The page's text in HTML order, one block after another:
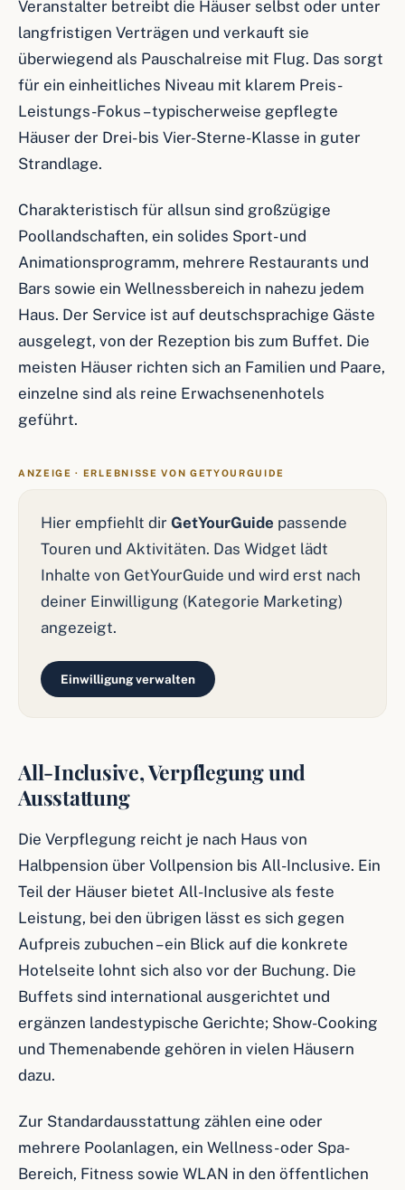
Veranstalter betreibt die Häuser selbst oder unter
langfristigen Verträgen und verkauft sie
überwiegend als Pauschalreise mit Flug. Das sorgt
für ein einheitliches Niveau mit klarem Preis-
Leistungs-Fokus – typischerweise gepflegte
Häuser der Drei- bis Vier-Sterne-Klasse in guter
Strandlage.
Charakteristisch für allsun sind großzügige
Poollandschaften, ein solides Sport- und
Animationsprogramm, mehrere Restaurants und
Bars sowie ein Wellnessbereich in nahezu jedem
Haus. Der Service ist auf deutschsprachige Gäste
ausgelegt, von der Rezeption bis zum Buffet. Die
meisten Häuser richten sich an Familien und Paare,
einzelne sind als reine Erwachsenenhotels
geführt.
ANZEIGE · ERLEBNISSE VON GETYOURGUIDE
Hier empfiehlt dir GetYourGuide passende
Touren und Aktivitäten. Das Widget lädt
Inhalte von GetYourGuide und wird erst nach
deiner Einwilligung (Kategorie Marketing)
angezeigt.
Einwilligung verwalten
All-Inclusive, Verpflegung und
Ausstattung
Die Verpflegung reicht je nach Haus von
Halbpension über Vollpension bis All-Inclusive. Ein
Teil der Häuser bietet All-Inclusive als feste
Leistung, bei den übrigen lässt es sich gegen
Aufpreis zubuchen – ein Blick auf die konkrete
Hotelseite lohnt sich also vor der Buchung. Die
Buffets sind international ausgerichtet und
ergänzen landestypische Gerichte; Show-Cooking
und Themenabende gehören in vielen Häusern
dazu.
Zur Standardausstattung zählen eine oder
mehrere Poolanlagen, ein Wellness- oder Spa-
Bereich, Fitness sowie WLAN in den öffentlichen